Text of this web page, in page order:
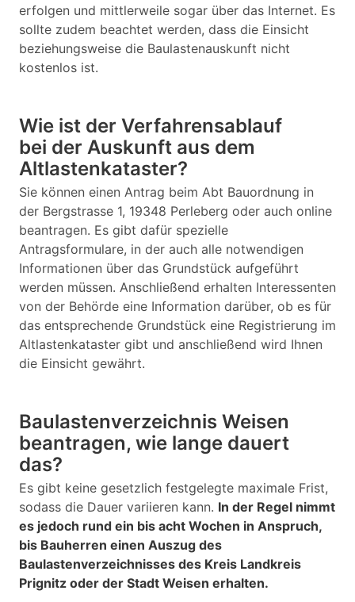
erfolgen und mittlerweile sogar über das Internet. Es
sollte zudem beachtet werden, dass die Einsicht
beziehungsweise die Baulastenauskunft nicht
kostenlos ist.
Wie ist der Verfahrensablauf
bei der Auskunft aus dem
Altlastenkataster?
Sie können einen Antrag beim Abt Bauordnung in
der Bergstrasse 1, 19348 Perleberg oder auch online
beantragen. Es gibt dafür spezielle
Antragsformulare, in der auch alle notwendigen
Informationen über das Grundstück aufgeführt
werden müssen. Anschließend erhalten Interessenten
von der Behörde eine Information darüber, ob es für
das entsprechende Grundstück eine Registrierung im
Altlastenkataster gibt und anschließend wird Ihnen
die Einsicht gewährt.
Baulastenverzeichnis Weisen
beantragen, wie lange dauert
das?
Es gibt keine gesetzlich festgelegte maximale Frist,
sodass die Dauer variieren kann. In der Regel nimmt
es jedoch rund ein bis acht Wochen in Anspruch,
bis Bauherren einen Auszug des
Baulastenverzeichnisses des Kreis Landkreis
Prignitz oder der Stadt Weisen erhalten.